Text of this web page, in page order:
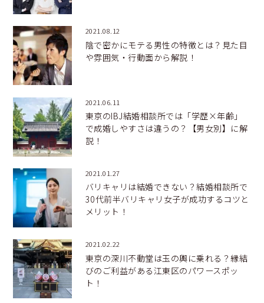
2021.08.12
陰で密かにモテる男性の特徴とは？見た目
や雰囲気・行動面から解説！
2021.06.11
東京のIBJ結婚相談所では「学歴×年齢」
で成婚しやすさは違うの？【男女別】に解
説！
2021.01.27
バリキャリは結婚できない？結婚相談所で
30代前半バリキャリ女子が成功するコツと
メリット！
2021.02.22
東京の深川不動堂は玉の輿に乗れる？縁結
びのご利益がある江東区のパワースポッ
ト！